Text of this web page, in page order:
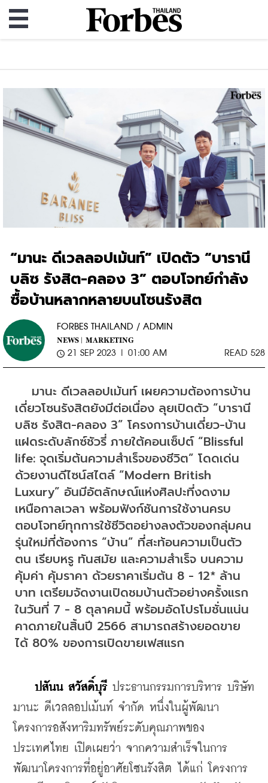
“มานะ ดีเวลลอปเม้นท์” เปิดตัว “บารานี
บลิซ รังสิต-คลอง 3” ตอบโจทย์กำลัง
ซื้อบ้านหลากหลายบนโซนรังสิต
FORBES THAILAND / ADMIN
NEWS | MARKETING
21 SEP 2023 | 01:00 AM READ 528
มานะ ดีเวลลอปเม้นท์ เผยความต้องการบ้าน
เดี่ยวโซนรังสิตยังมีต่อเนื่อง ลุยเปิดตัว “บารานี
บลิซ รังสิต-คลอง 3” โครงการบ้านเดี่ยว-บ้าน
แฝดระดับลักซ์ชัวรี่ ภายใต้คอนเซ็ปต์ “Blissful
life: จุดเริ่มต้นความสำเร็จของชีวิต” โดดเด่น
ด้วยงานดีไซน์สไตล์ “Modern British
Luxury” อันมีอัตลักษณ์แห่งศิลปะที่งดงาม
เหนือกาลเวลา พร้อมฟังก์ชันการใช้งานครบ
ตอบโจทย์ทุกการใช้ชีวิตอย่างลงตัวของกลุ่มคน
รุ่นใหม่ที่ต้องการ “บ้าน” ที่สะท้อนความเป็นตัว
ตน เรียบหรู ทันสมัย และความสำเร็จ บนความ
คุ้มค่า คุ้มราคา ด้วยราคาเริ่มต้น 8 - 12* ล้าน
บาท เตรียมจัดงานเปิดชมบ้านตัวอย่างครั้งแรก
ในวันที่ 7 - 8 ตุลาคมนี้ พร้อมอัดโปรโมชั่นแน่น
คาดภายในสิ้นปี 2566 สามารถสร้างยอดขาย
ได้ 80% ของการเปิดขายเฟสแรก
ปสันน สวัสดิ์บุรี ประธานกรรมการบริหาร บริษัท
มานะ ดีเวลลอปเม้นท์ จำกัด หนึ่งในผู้พัฒนา
โครงการอสังหาริมทรัพย์ระดับคุณภาพของ
ประเทศไทย เปิดเผยว่า จากความสำเร็จในการ
พัฒนาโครงการที่อยู่อาศัยโซนรังสิต ได้แก่ โครงการ